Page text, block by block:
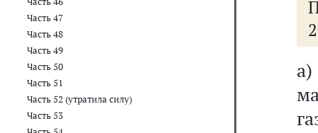
Часть 47
Часть 48
Часть 49
Часть 50
Часть 51
Часть 52 (утратила силу)
Часть 53